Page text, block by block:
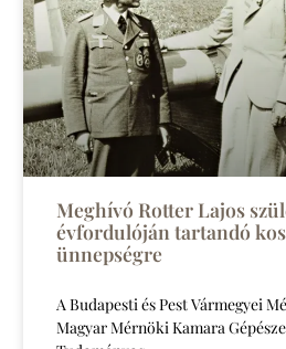
Meghívó Rotter Lajos
évfordulóján tartandó
ünnepségre
A Budapesti és Pest Vármegyei
Magyar Mérnöki Kamara